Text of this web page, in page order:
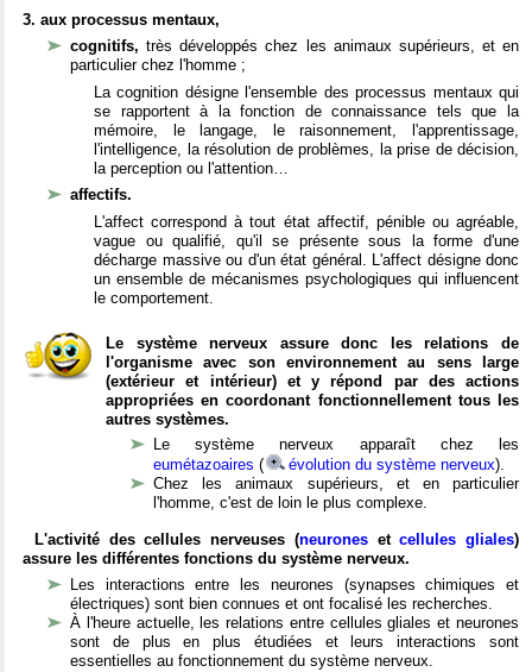
3. aux processus mentaux,
cognitifs,très développés chez les animaux supérieurs, et en
particulier chez l'homme ;
La cognition désigne l'ensemble des processus mentaux qui
se rapportent à la fonction de connaissance tels que la
mémoire, le langage, le raisonnement, l'apprentissage,
l'intelligence, la résolution de problèmes, la prise de décision,
la perception ou l'attention…
affectifs.
L'affect correspond à tout état affectif, pénible ou agréable,
vague ou qualifié, qu'il se présente sous la forme d'une
décharge massive ou d'un état général. L'affect désigne donc
un ensemble de mécanismes psychologiques qui influencent
le comportement.
Le système nerveux assure donc les relations de
l'organisme avec son environnement au sens large
(extérieur et intérieur) et y répond par des actions
appropriées en coordonant fonctionnellement tous les
autres systèmes.
Le système nerveux apparaît chez les
eumétazoaires ( évolution du système nerveux).
Chez les animaux supérieurs, et en particulier
l'homme, c'est de loin le plus complexe.
L'activité des cellules nerveuses (neuronesetcellules gliales)
assure les différentes fonctions du système nerveux.
Les interactions entre les neurones (synapses chimiques et
électriques) sont bien connues et ont focalisé les recherches.
À l'heure actuelle, les relations entre cellules gliales et neurones
sont de plus en plus étudiées et leurs interactions sont
essentielles au fonctionnement du système nerveux.